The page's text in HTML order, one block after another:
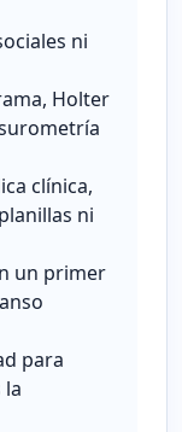
ni
Holter
clínica,
ni
un primer
para
la